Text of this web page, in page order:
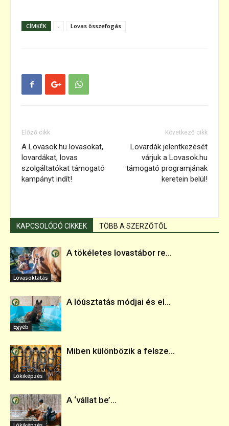
CÍMKÉK . Lovas összefogás
Előző cikk
A Lovasok.hu lovasokat,
lovardákat, lovas
szolgáltatókat támogató
kampányt indít!
Következő cikk
Lovardák jelentkezését
várjuk a Lovasok.hu
támogató programjának
keretein belül!
KAPCSOLÓDÓ CIKKEK TÖBB A SZERZŐTŐL
Lovasoktatás
A tökéletes lovastábor re...
Egyéb
A lóúsztatás módjai és el...
Lókiképzés
Miben különbözik a felsze...
A ‘vállat be’...